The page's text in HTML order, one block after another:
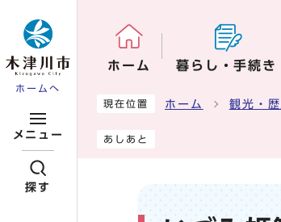
ホームへ
メニュー
探す
ホーム 暮らし・手続き
ここから本文です
現在位置 ホーム 観光・
あしあと